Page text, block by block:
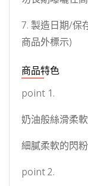
7. 製造日期/保
商品外標示)
商品特色
point 1.
奶油般絲滑柔
細膩柔軟的閃
point 2.